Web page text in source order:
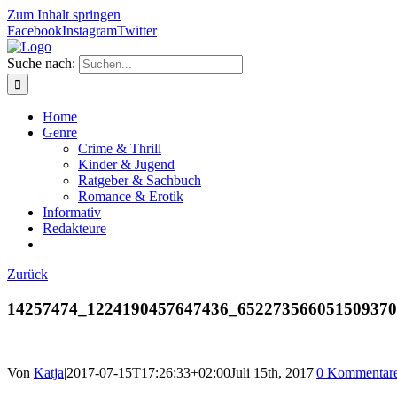
Zum Inhalt springen
FacebookInstagramTwitter
Suche nach:
Home
Genre
Crime & Thrill
Kinder & Jugend
Ratgeber & Sachbuch
Romance & Erotik
Informativ
Redakteure
Zurück
Von Katja|2017-07-15T17:26:33+02:00Juli 15th, 2017|0